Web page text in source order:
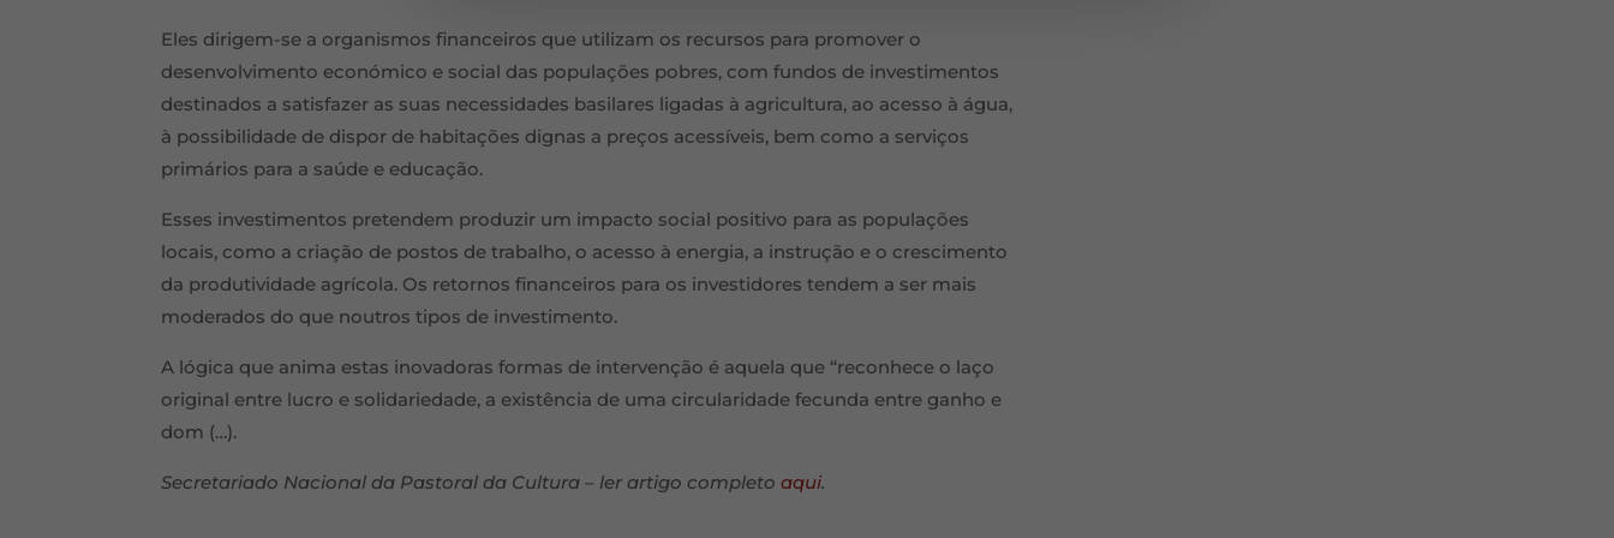
Eles dirigem-se a organismos financeiros que utilizam os recursos para promover o
desenvolvimento económico e social das populações pobres, com fundos de investimentos
destinados a satisfazer as suas necessidades basilares ligadas à agricultura, ao acesso à água,
à possibilidade de dispor de habitações dignas a preços acessíveis, bem como a serviços
primários para a saúde e educação.
Esses investimentos pretendem produzir um impacto social positivo para as populações
locais, como a criação de postos de trabalho, o acesso à energia, a instrução e o crescimento
da produtividade agrícola. Os retornos financeiros para os investidores tendem a ser mais
moderados do que noutros tipos de investimento.
A lógica que anima estas inovadoras formas de intervenção é aquela que “reconhece o laço
original entre lucro e solidariedade, a existência de uma circularidade fecunda entre ganho e
dom (…).
Secretariado Nacional da Pastoral da Cultura – ler artigo completoaqui.